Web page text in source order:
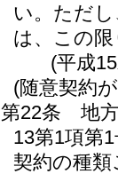
い。 ただ
は、この
(平成
(随意契約
第22条
地
13第1項第
契約の種